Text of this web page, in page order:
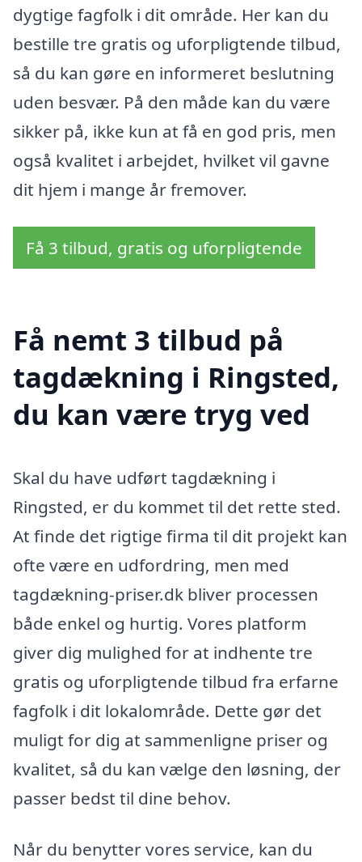
dygtige fagfolk i dit område. Her kan du
bestille tre gratis og uforpligtende tilbud,
så du kan gøre en informeret beslutning
uden besvær. På den måde kan du være
sikker på, ikke kun at få en god pris, men
også kvalitet i arbejdet, hvilket vil gavne
dit hjem i mange år fremover.
Få 3 tilbud, gratis og uforpligtende
Få nemt 3 tilbud på
tagdækning i Ringsted,
du kan være tryg ved
Skal du have udført tagdækning i
Ringsted, er du kommet til det rette sted.
At finde det rigtige firma til dit projekt kan
ofte være en udfordring, men med
tagdækning-priser.dk bliver processen
både enkel og hurtig. Vores platform
giver dig mulighed for at indhente tre
gratis og uforpligtende tilbud fra erfarne
fagfolk i dit lokalområde. Dette gør det
muligt for dig at sammenligne priser og
kvalitet, så du kan vælge den løsning, der
passer bedst til dine behov.
Når du benytter vores service, kan du